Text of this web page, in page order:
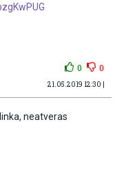
0 0
21.05.2019 12:30 |
neatveras